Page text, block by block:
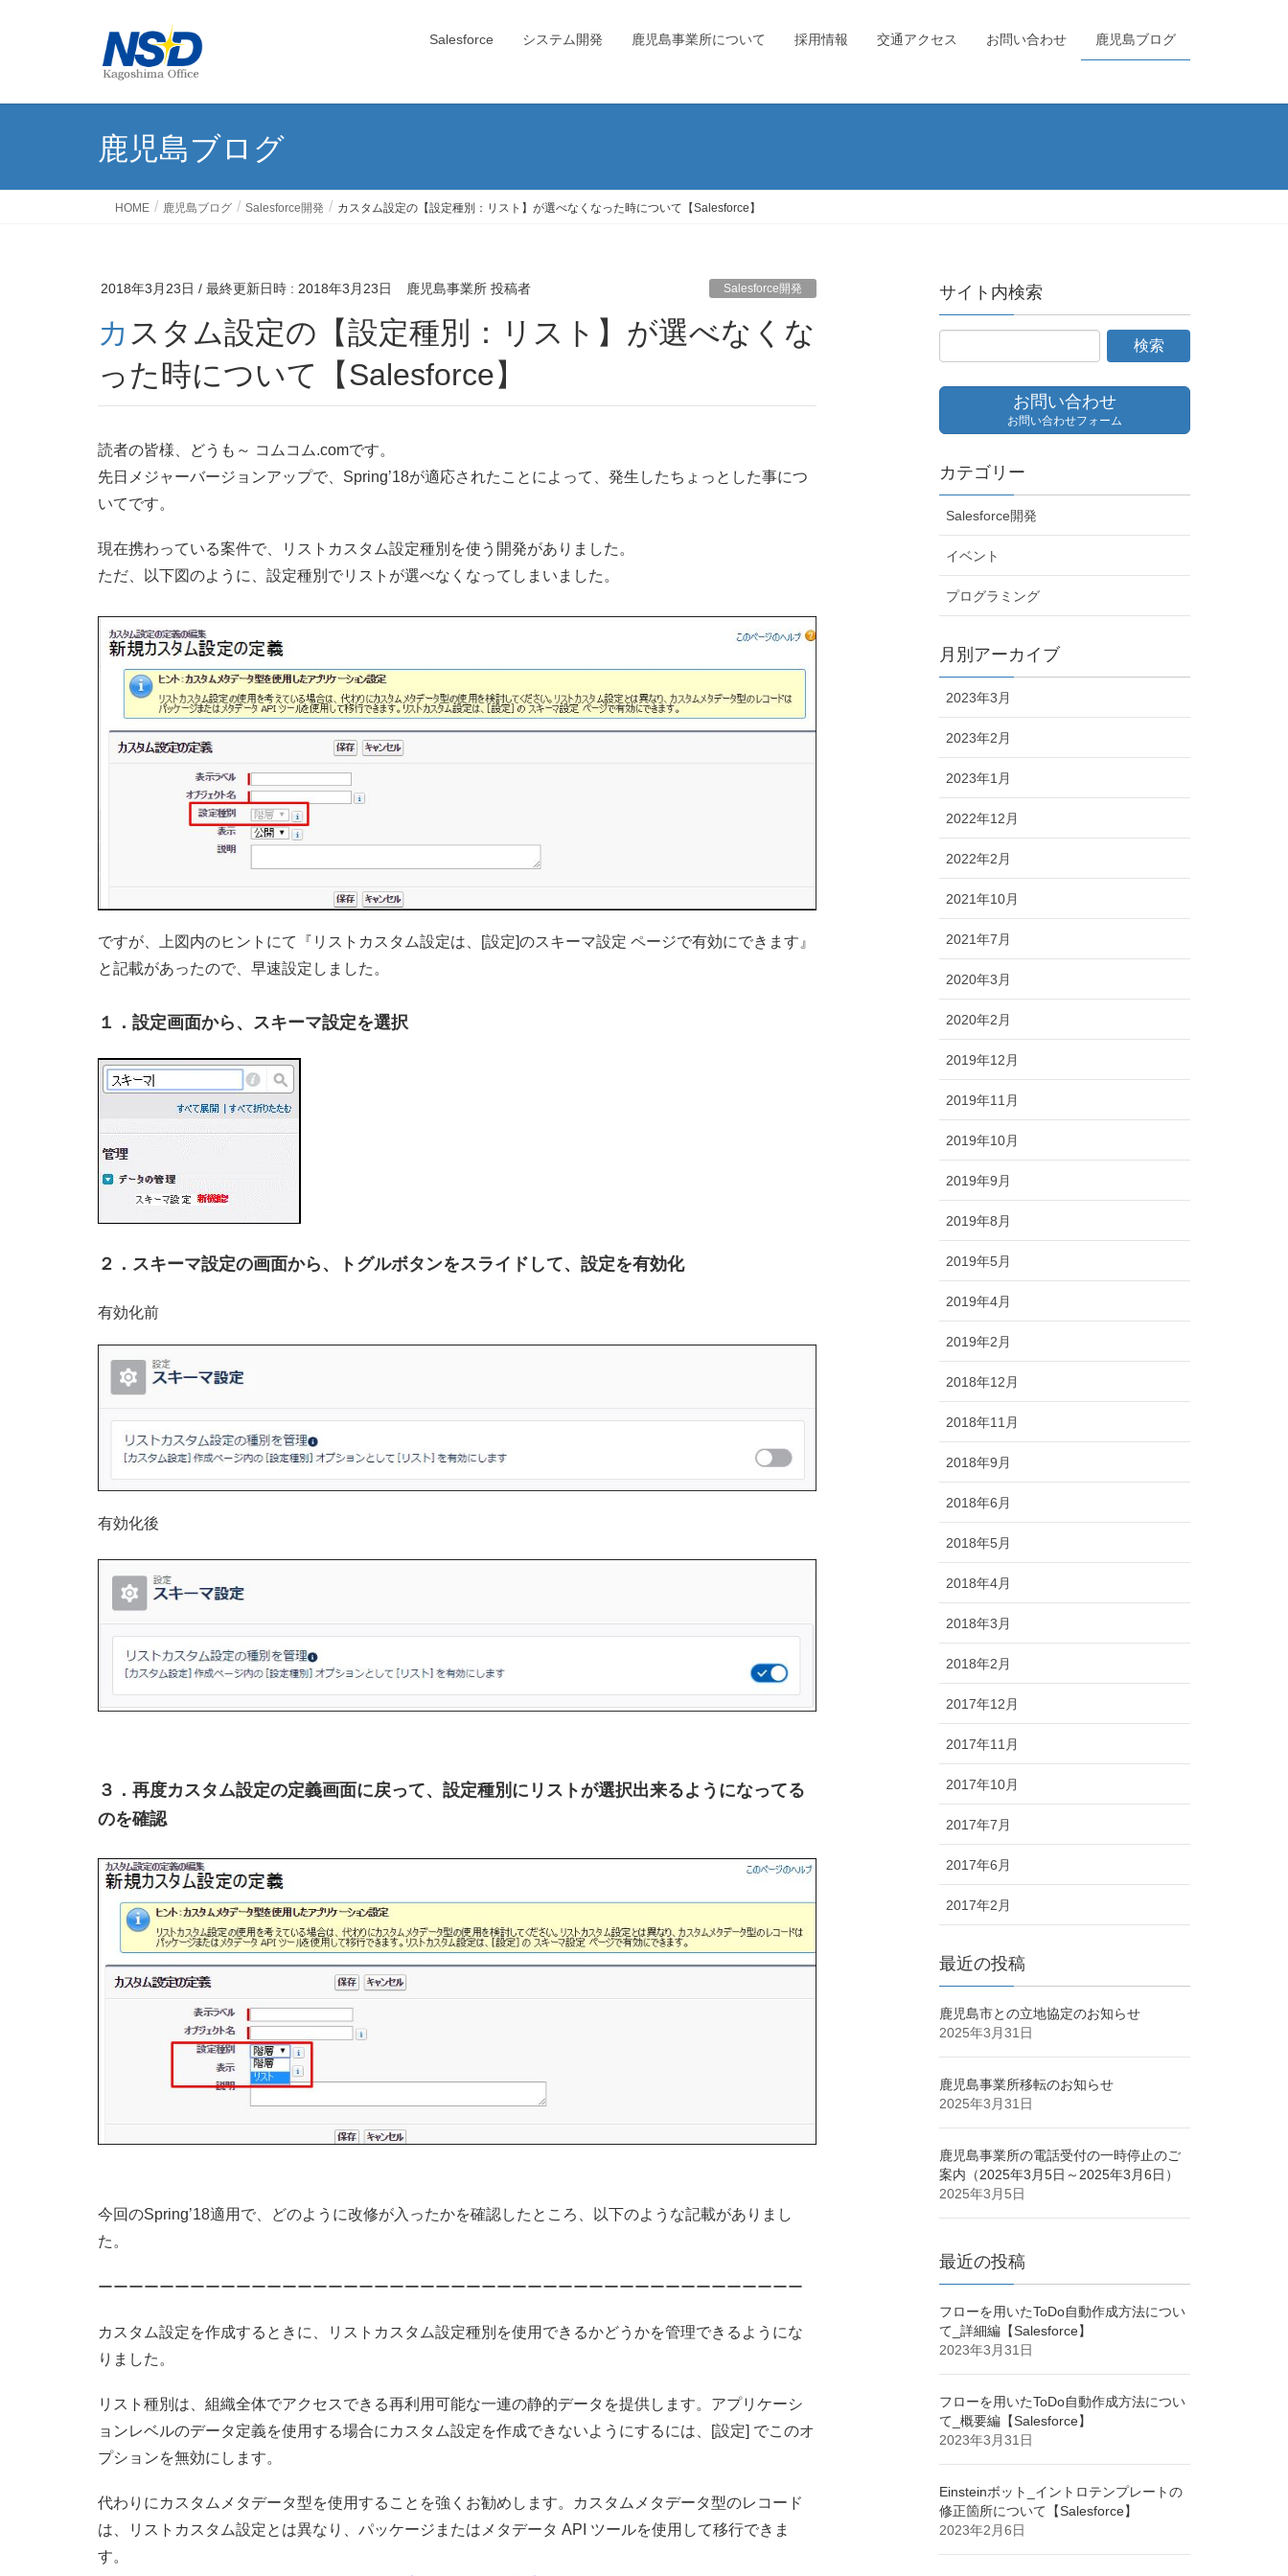
Salesforce システム開発 鹿児島事業所について 採用情報 交通アクセス お問い合わせ 鹿児島ブログ
鹿児島ブログ
HOME 鹿児島ブログ Salesforce開発 カスタム設定の【設定種別：リスト】が選べなくなった時について【Salesforce】
2018年3月23日 / 最終更新日時 : 2018年3月23日 鹿児島事業所 投稿者 Salesforce開発
カスタム設定の【設定種別：リスト】が選べなくな
った時について【Salesforce】
読者の皆様、どうも～ コムコム.comです。
先日メジャーバージョンアップで、Spring’18が適応されたことによって、発生したちょっとした事につ
いてです。
現在携わっている案件で、リストカスタム設定種別を使う開発がありました。
ただ、以下図のように、設定種別でリストが選べなくなってしまいました。
ですが、上図内のヒントにて『リストカスタム設定は、[設定]のスキーマ設定 ページで有効にできます』
と記載があったので、早速設定しました。
１．設定画面から、スキーマ設定を選択
２．スキーマ設定の画面から、トグルボタンをスライドして、設定を有効化
有効化前
有効化後
３．再度カスタム設定の定義画面に戻って、設定種別にリストが選択出来るようになってる
のを確認
今回のSpring’18適用で、どのように改修が入ったかを確認したところ、以下のような記載がありまし
た。
ーーーーーーーーーーーーーーーーーーーーーーーーーーーーーーーーーーーーーーーーーーーーーー
カスタム設定を作成するときに、リストカスタム設定種別を使用できるかどうかを管理できるようにな
りました。
リスト種別は、組織全体でアクセスできる再利用可能な一連の静的データを提供します。アプリケーシ
ョンレベルのデータ定義を使用する場合にカスタム設定を作成できないようにするには、[設定] でこのオ
プションを無効にします。
代わりにカスタムメタデータ型を使用することを強くお勧めします。カスタムメタデータ型のレコード
は、リストカスタム設定とは異なり、パッケージまたはメタデータ API ツールを使用して移行できま
す。
サイト内検索
お問い合わせ
お問い合わせフォーム
カテゴリー
Salesforce開発
イベント
プログラミング
月別アーカイブ
2023年3月
2023年2月
2023年1月
2022年12月
2022年2月
2021年10月
2021年7月
2020年3月
2020年2月
2019年12月
2019年11月
2019年10月
2019年9月
2019年8月
2019年5月
2019年4月
2019年2月
2018年12月
2018年11月
2018年9月
2018年6月
2018年5月
2018年4月
2018年3月
2018年2月
2017年12月
2017年11月
2017年10月
2017年7月
2017年6月
2017年2月
最近の投稿
鹿児島市との立地協定のお知らせ
2025年3月31日
鹿児島事業所移転のお知らせ
2025年3月31日
鹿児島事業所の電話受付の一時停止のご
案内（2025年3月5日～2025年3月6日）
2025年3月5日
最近の投稿
フローを用いたToDo自動作成方法につい
て_詳細編【Salesforce】
2023年3月31日
フローを用いたToDo自動作成方法につい
て_概要編【Salesforce】
2023年3月31日
Einsteinボット_イントロテンプレートの
修正箇所について【Salesforce】
2023年2月6日